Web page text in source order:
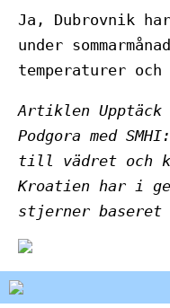
Ja, Dubrovnik
under
temperaturer
Artiklen Upptäck
Podgora med
till vädret och
Kroatien har i
stjerner baseret